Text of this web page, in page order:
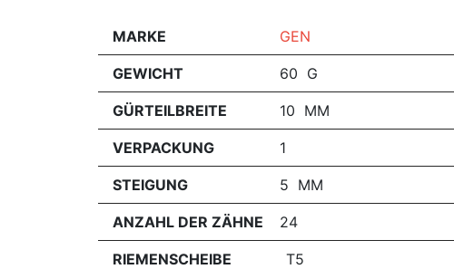
MARKE GEN
GEWICHT 60 G
GÜRTEILBREITE 10 MM
VERPACKUNG 1
STEIGUNG 5 MM
ANZAHL DER ZÄHNE 24
RIEMENSCHEIBE
T5